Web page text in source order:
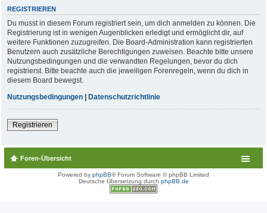
REGISTRIEREN
Du musst in diesem Forum registriert sein, um dich anmelden zu können. Die
Registrierung ist in wenigen Augenblicken erledigt und ermöglicht dir, auf
weitere Funktionen zuzugreifen. Die Board-Administration kann registrierten
Benutzern auch zusätzliche Berechtigungen zuweisen. Beachte bitte unsere
Nutzungsbedingungen und die verwandten Regelungen, bevor du dich
registrierst. Bitte beachte auch die jeweiligen Forenregeln, wenn du dich in
diesem Board bewegst.
Nutzungsbedingungen | Datenschutzrichtlinie
Registrieren
Foren-Übersicht
Powered by phpBB® Forum Software © phpBB Limited
Deutsche Übersetzung durch phpBB.de